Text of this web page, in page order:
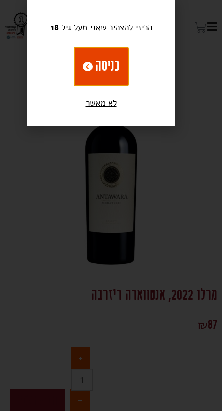
מרלו 2022, אנטווארה ריזרבה
₪87
+
-
הריני להצהיר שאני מעל גיל18
כניסה
לא מאשר